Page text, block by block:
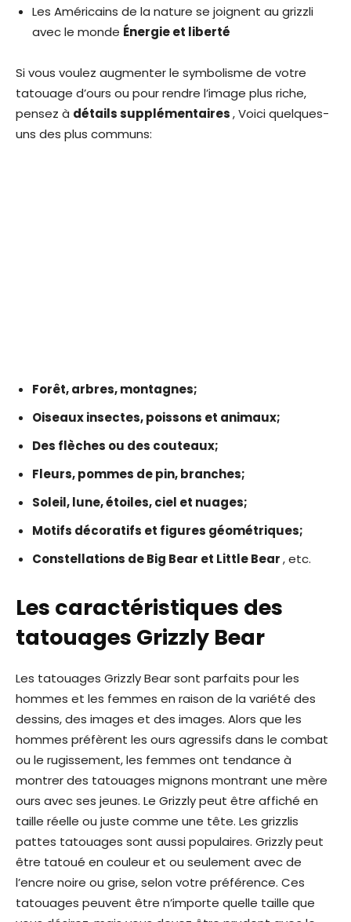
Les Américains de la nature se joignent au grizzli
avec le monde Énergie et liberté
Si vous voulez augmenter le symbolisme de votre
tatouage d’ours ou pour rendre l’image plus riche,
pensez à détails supplémentaires, Voici quelques-
uns des plus communs:
Forêt, arbres, montagnes;
Oiseaux insectes, poissons et animaux;
Des flèches ou des couteaux;
Fleurs, pommes de pin, branches;
Soleil, lune, étoiles, ciel et nuages;
Motifs décoratifs et figures géométriques;
Constellations de Big Bear et Little Bear, etc.
Les caractéristiques des
tatouages ​​Grizzly Bear
Les tatouages ​​Grizzly Bear sont parfaits pour les
hommes et les femmes en raison de la variété des
dessins, des images et des images. Alors que les
hommes préfèrent les ours agressifs dans le combat
ou le rugissement, les femmes ont tendance à
montrer des tatouages ​​mignons montrant une mère
ours avec ses jeunes. Le Grizzly peut être affiché en
taille réelle ou juste comme une tête. Les grizzlis
pattes tatouages ​​sont aussi populaires. Grizzly peut
être tatoué en couleur et ou seulement avec de
l’encre noire ou grise, selon votre préférence. Ces
tatouages ​​peuvent être n’importe quelle taille que